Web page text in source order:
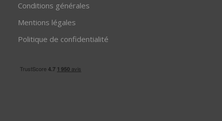
Conditions générales
Mentions légales
Politique de confidentialité